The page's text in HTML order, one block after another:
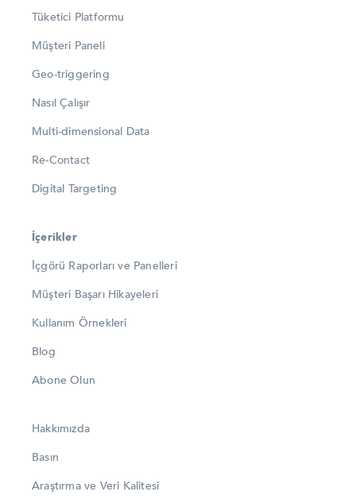
Tüketici Platformu
Müşteri Paneli
Geo-triggering
Nasıl Çalışır
Multi-dimensional Data
Re-Contact
Digital Targeting
İçerikler
İçgörü Raporları ve Panelleri
Müşteri Başarı Hikayeleri
Kullanım Örnekleri
Blog
Abone Olun
Hakkımızda
Basın
Araştırma ve Veri Kalitesi